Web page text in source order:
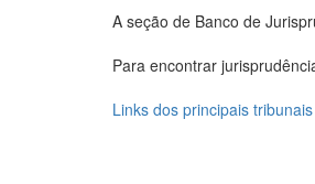
A seção de Banco de
Para encontrar
Links dos principais